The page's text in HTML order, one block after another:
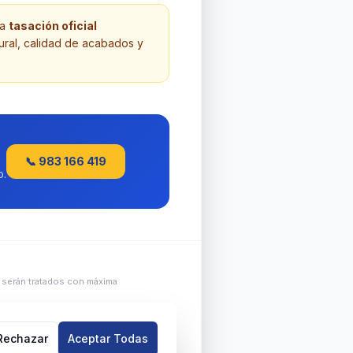
tasación oficial
calidad de acabados y
📞 983 166 419
tratados con máxima
Aceptar Todas